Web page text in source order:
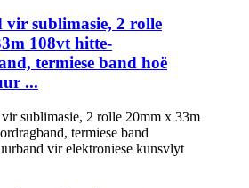
vir sublimasie, 2 rolle
108vt hitte-
termiese band hoë
...